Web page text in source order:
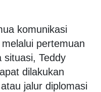
komunikasi
pertemuan
situasi, Teddy
dilakukan
jalur diplomasi